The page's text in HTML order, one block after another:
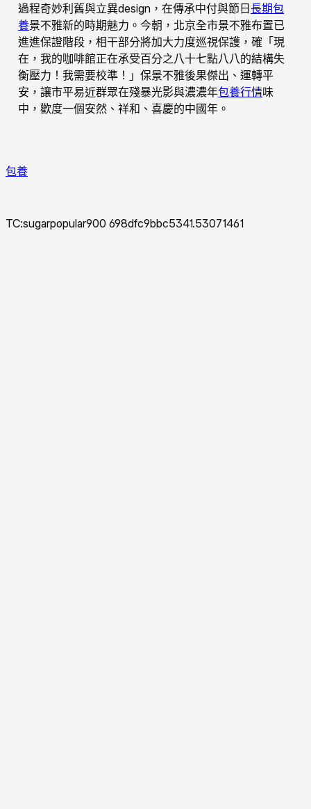
過程奇妙利舊與立異design，在傳承中付與節日長期包
養景不雅新的時期魅力。今朝，北京全市景不雅布置已
進進保證階段，相干部分將加大力度巡視保護，確「現
在，我的咖啡館正在承受百分之八十七點八八的結構失
衡壓力！我需要校準！」保景不雅後果傑出、運轉平
安，讓市平易近群眾在殘暴光影與濃濃年包養行情味
中，歡度一個安然、祥和、喜慶的中國年。
包養
TC:sugarpopular900 698dfc9bbc5341.53071461